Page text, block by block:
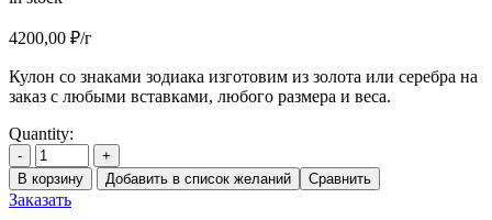
4200,00 ₽/г
Кулон со знаками зодиака изготовим из золота или серебра на
заказ с любыми вставками, любого размера и веса.
Quantity:
-
+
В корзину
Добавить в список желаний Сравнить
Заказать